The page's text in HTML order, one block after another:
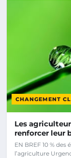
CHANGEMENT
Les
renforcer leur
EN BREF 10 %
l’agriculture